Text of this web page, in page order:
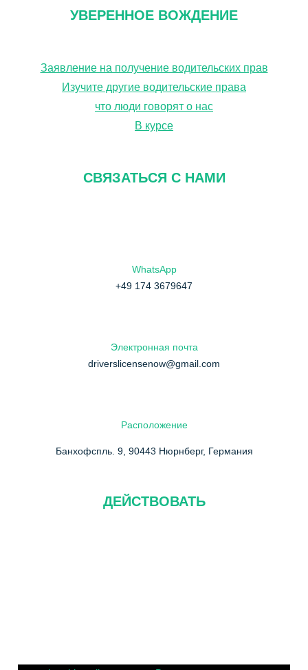
УВЕРЕННОЕ ВОЖДЕНИЕ
Заявление на получение водительских прав
Изучите другие водительские права
что люди говорят о нас
В курсе
ДЕЙСТВОВАТЬ
СВЯЗАТЬСЯ С НАМИ
WhatsApp
+49 174 3679647
Электронная почта
driverslicensenow@gmail.com
Расположение
Банхофспль. 9, 90443 Нюрнберг, Германия